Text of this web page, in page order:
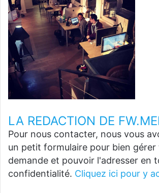
LA REDACTION DE
Pour nous contacter, nous vous
un petit formulaire pour bien gérer
demande et pouvoir l'adresser en
confidentialité. Cliquez ici pour y